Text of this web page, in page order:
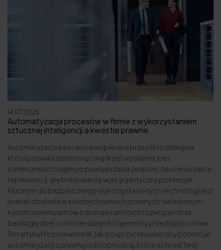
14.07.2025
Automatyzacja procesów w firmie z wykorzystaniem
sztucznej inteligencji a kwestie prawne
Automatyzacja procesów wspierana przez AI to dźwignia,
która pozwala dziś rosnąć mądrzej i wydajniej, bez
konieczności ciągłego powiększania zespołu. Jako entuzjasta
tej rewolucji, głęboko wierzę w jej gigantyczny potencjał.
Kluczem do bezpiecznego wykorzystania tych technologii jest
jednak działanie w solidnych ramach prawnych: świadomym
konstruowaniu umów z dostawcami tych rozwiązań oraz
bezwzględnej ochronie danych i tajemnicy przedsiębiorstwa.
Ten artykuł to przewodnik, jak połączyć rewolucyjny potencjał
automatyzacji z prawną roztropnością, która ochroni Twój